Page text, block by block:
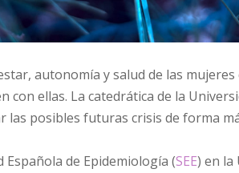
autonomía y salud de las mujeres
ellas. La catedrática de la
las posibles futuras crisis de forma
Española de Epidemiología (SEE) en la